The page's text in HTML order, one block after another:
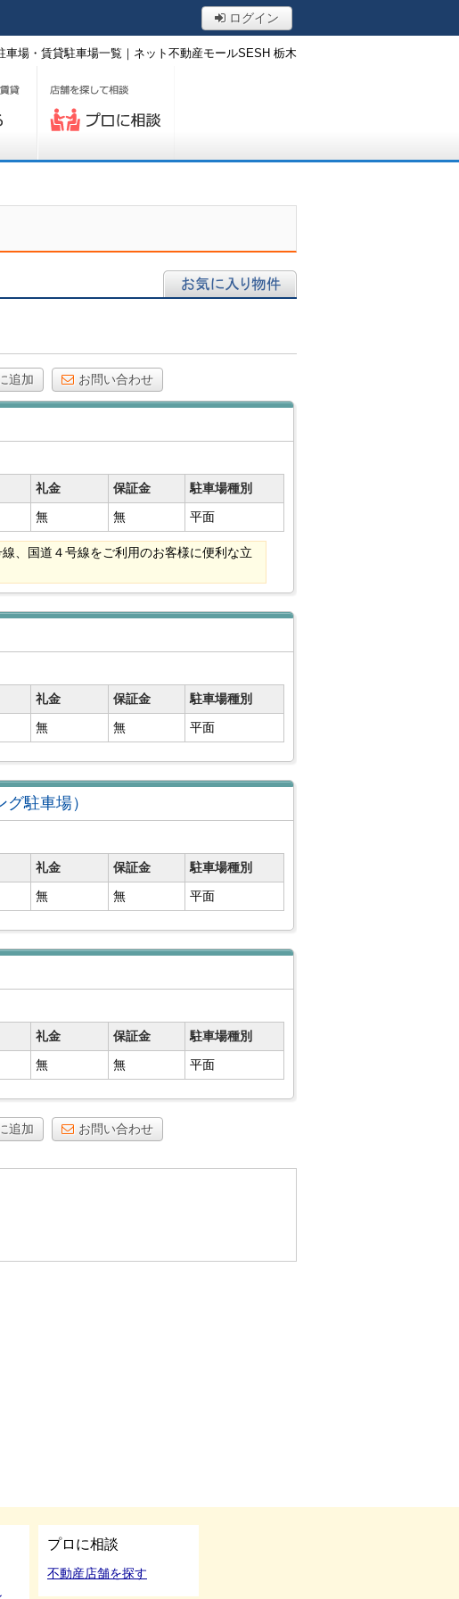
ログイン
車場・賃貸駐車場一覧｜ネット不動産モールSESH 栃木
追加 お問い合わせ
礼金 保証金
駐車場種別
無 無 平面
、国道４号線をご利用のお客様に便利な立
礼金 保証金
駐車場種別
無 無 平面
駐車場）
礼金 保証金
駐車場種別
無 無 平面
礼金 保証金
駐車場種別
無 無 平面
追加 お問い合わせ
プロに相談
不動産店舗を探す